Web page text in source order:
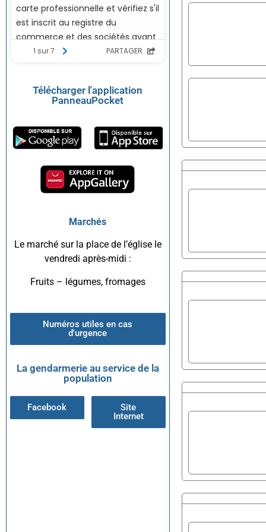
Télécharger l'application
PanneauPocket
Marchés
Le marché sur la place de l’église le
vendredi après-midi :
Fruits – légumes, fromages
Numéros utiles en cas
d'urgence
La gendarmerie au service de la
population
Facebook
Site
Internet